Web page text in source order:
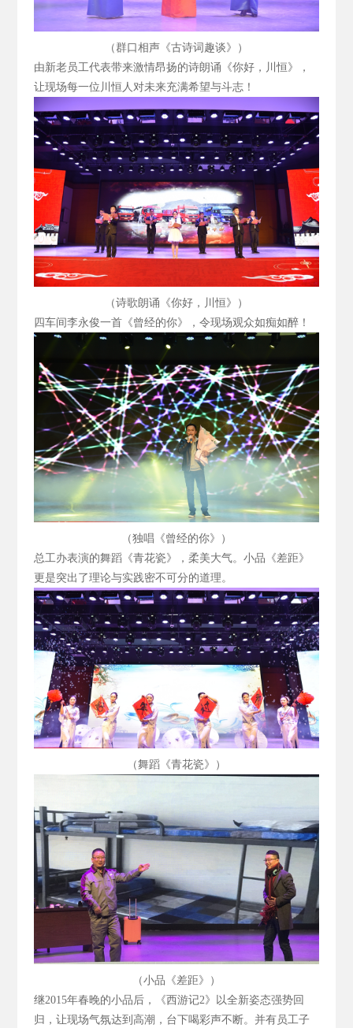
（群口相声《古诗词趣谈》）
由新老员工代表带来激情昂扬的诗朗诵《你好，川恒》，
让现场每一位川恒人对未来充满希望与斗志！
（诗歌朗诵《你好，川恒》）
四车间李永俊一首《曾经的你》，令现场观众如痴如醉！
（独唱《曾经的你》）
总工办表演的舞蹈《青花瓷》，柔美大气。小品《差距》
更是突出了理论与实践密不可分的道理。
（舞蹈《青花瓷》）
（小品《差距》）
继2015年春晚的小品后，《西游记2》以全新姿态强势回
归，让现场气氛达到高潮，台下喝彩声不断。并有员工子